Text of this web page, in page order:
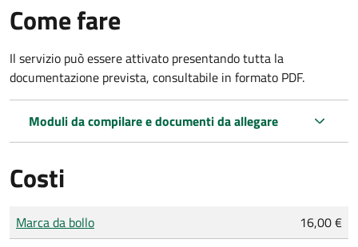
Come fare
Il servizio può essere attivato presentando tutta la
documentazione prevista, consultabile in formato PDF.
Moduli da compilare e documenti da allegare
Costi
Tipo di pagamento
Importo
Marca da bollo 16,00 €